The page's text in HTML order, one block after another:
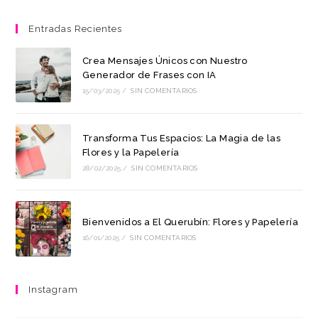
Entradas Recientes
Crea Mensajes Únicos con Nuestro
Generador de Frases con IA
15/03/2025 / SIN COMENTARIOS
Transforma Tus Espacios: La Magia de las
Flores y la Papelería
28/02/2025 / SIN COMENTARIOS
Bienvenidos a El Querubín: Flores y Papelería
16/01/2025 / SIN COMENTARIOS
Instagram